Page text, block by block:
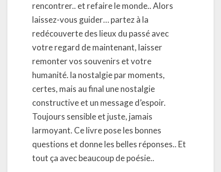
rencontrer.. et refaire le monde.. Alors
laissez-vous guider… partez à la
redécouverte des lieux du passé avec
votre regard de maintenant, laisser
remonter vos souvenirs et votre
humanité. la nostalgie par moments,
certes, mais au final une nostalgie
constructive et un message d’espoir.
Toujours sensible et juste, jamais
larmoyant. Ce livre pose les bonnes
questions et donne les belles réponses.. Et
tout ça avec beaucoup de poésie..